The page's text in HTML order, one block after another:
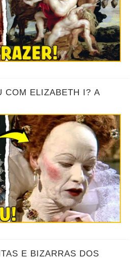
COM ELIZABETH I? A
E BIZARRAS DOS